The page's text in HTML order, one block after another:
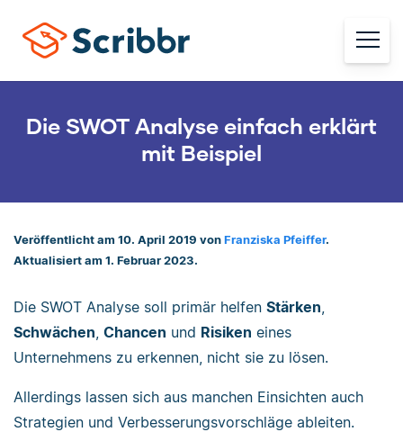
Die SWOT Analyse einfach erklärt
mit Beispiel
Veröffentlicht am 10. April 2019 von Franziska Pfeiffer.
Aktualisiert am 1. Februar 2023.
Die SWOT Analyse soll primär helfen Stärken
Schwächen Chancen und Risiken eines
Unternehmens zu erkennen, nicht sie zu lösen.
Allerdings lassen sich aus manchen Einsichten auch
Strategien und Verbesserungsvorschläge ableiten.